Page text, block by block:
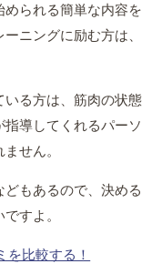
られる簡単な内容を
ニングに励む方は、
いる方は、筋肉の状態
導してくれるパーソ
せん。
もあるので、決める
すよ。
比較する！